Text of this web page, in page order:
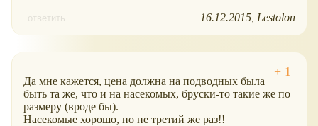
ответить 16.12.2015 Lestolon
Да мне кажется, цена должна на подводных была
быть та же, что и на насекомых, бруски-то такие же по
размеру (вроде бы).
Насекомые хорошо, но не третий же раз!!